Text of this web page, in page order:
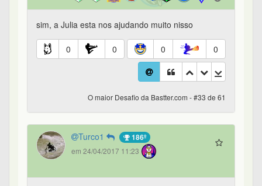
sim, a Julia esta nos ajudando muito nisso
0 0 0 0
O maior Desafio da Bastter.com - #33 de 61
Turco1 186º
em 24/04/2017 11:23